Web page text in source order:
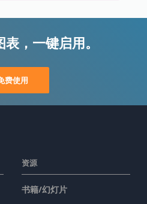
，一键启用。
费使用
资源
书籍/幻灯片